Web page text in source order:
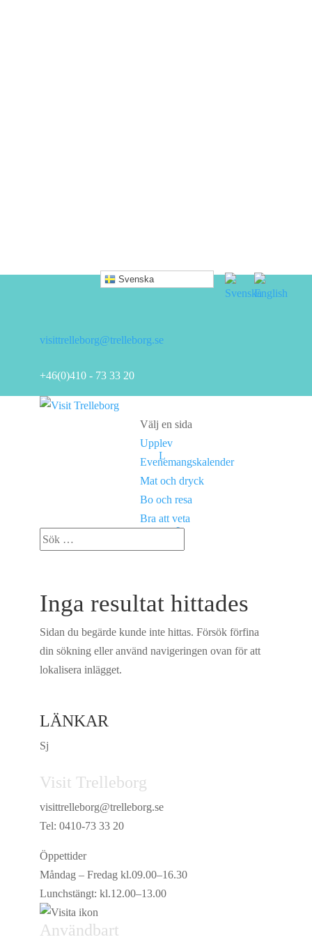
Svenska
visittrelleborg@trelleborg.se
+46(0)410 - 73 33 20
Välj en sida
Upplev
Evenemangskalender
Mat och dryck
Bo och resa
Bra att veta
Inga resultat hittades
Sidan du begärde kunde inte hittas. Försök förfina
din sökning eller använd navigeringen ovan för att
lokalisera inlägget.
LÄNKAR
Sj
Visit Trelleborg
visittrelleborg@trelleborg.se
Tel: 0410-73 33 20
Öppettider
Måndag – Fredag kl.09.00–16.30
Lunchstängt: kl.12.00–13.00
Användbart